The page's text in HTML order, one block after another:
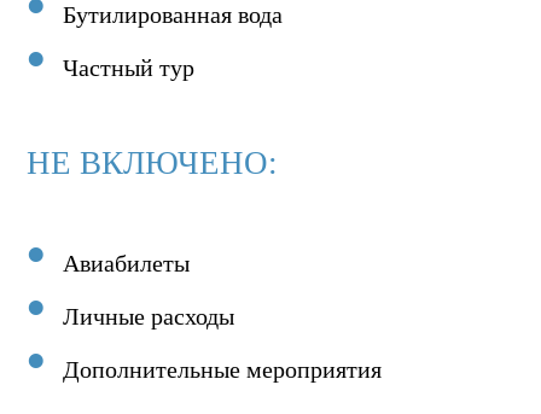
Бутилированная вода
Частный тур
НЕ ВКЛЮЧЕНО:
Авиабилеты
Личные расходы
Дополнительные мероприятия